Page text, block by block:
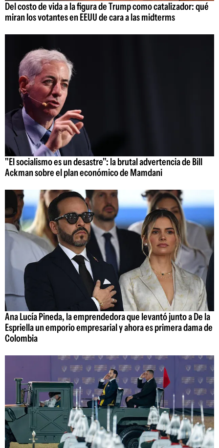
Del costo de vida a la figura de Trump como catalizador: qué
miran los votantes en EEUU de cara a las midterms
"El socialismo es un desastre": la brutal advertencia de Bill
Ackman sobre el plan económico de Mamdani
Ana Lucía Pineda, la emprendedora que levantó junto a De la
Espriella un emporio empresarial y ahora es primera dama de
Colombia